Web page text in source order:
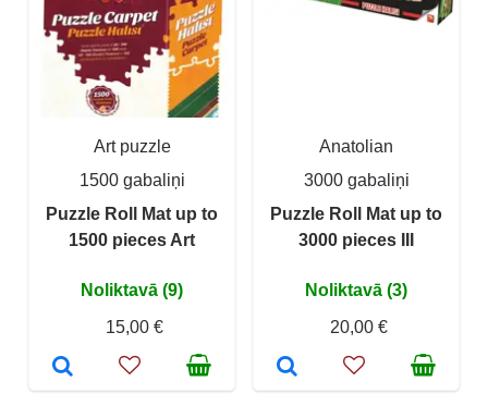
Art puzzle
1500 gabaliņi
Puzzle Roll Mat up to
1500 pieces Art
Noliktavā (9)
15,00 €
Anatolian
3000 gabaliņi
Puzzle Roll Mat up to
3000 pieces III
Noliktavā (3)
20,00 €